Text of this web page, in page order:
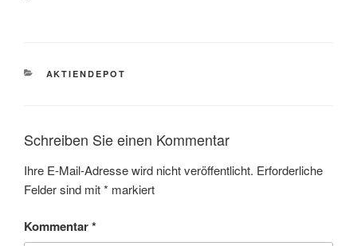
KATEGORIEN
AKTIENDEPOT
Schreiben Sie einen Kommentar
Ihre E-Mail-Adresse wird nicht veröffentlicht. Erforderliche
Felder sind mit* markiert
Kommentar*